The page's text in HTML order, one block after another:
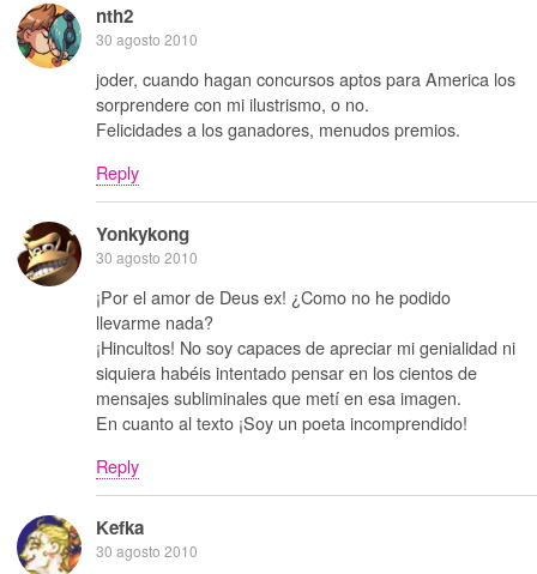
nth2
30 agosto 2010
joder, cuando hagan concursos aptos para America los
sorprendere con mi ilustrismo, o no.
Felicidades a los ganadores, menudos premios.
Reply
Yonkykong
30 agosto 2010
¡Por el amor de Deus ex! ¿Como no he podido
llevarme nada?
¡Hincultos! No soy capaces de apreciar mi genialidad ni
siquiera habéis intentado pensar en los cientos de
mensajes subliminales que metí en esa imagen.
En cuanto al texto ¡Soy un poeta incomprendido!
Reply
Kefka
30 agosto 2010